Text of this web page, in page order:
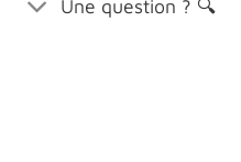
Une question ? 🔍